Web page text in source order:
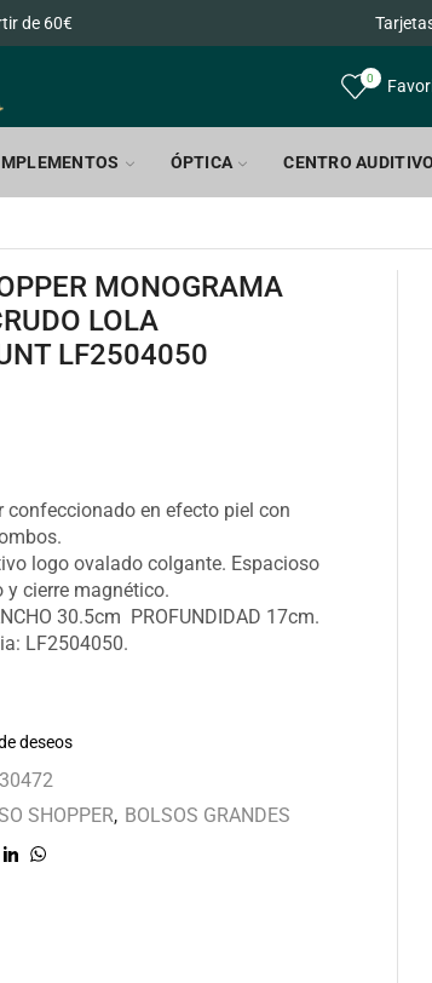
de 60€
0
ÓPTICA CENTRO AUDITIVO
MONOGRAMA
LOLA
LF2504050
confeccionado en efecto piel con
logo ovalado colgante. Espacioso
y cierre magnético.
30.5cm PROFUNDIDAD 17cm.
LF2504050.
deseos
SHOPPER, BOLSOS GRANDES